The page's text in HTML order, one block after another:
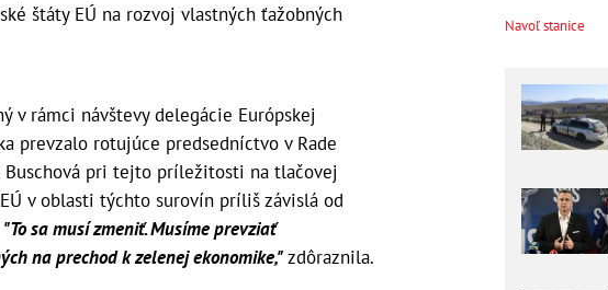
štáty EÚ na rozvoj vlastných ťažobných
v rámci návštevy delegácie Európskej
prevzalo rotujúce predsedníctvo v Rade
Buschová pri tejto príležitosti na tlačovej
v oblasti týchto surovín príliš závislá od
"To sa musí zmeniť. Musíme prevziať
na prechod k zelenej ekonomike,"zdôraznila.
Navoľ stanice